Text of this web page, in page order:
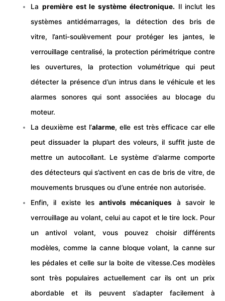
La première est le système électronique. Il inclut les
systèmes antidémarrages, la détection des bris de
vitre, l’anti-soulèvement pour protéger les jantes, le
verrouillage centralisé, la protection périmétrique contre
les ouvertures, la protection volumétrique qui peut
détecter la présence d’un intrus dans le véhicule et les
alarmes sonores qui sont associées au blocage du
moteur.
La deuxième est l’alarme, elle est très efficace car elle
peut dissuader la plupart des voleurs, il suffit juste de
mettre un autocollant. Le système d’alarme comporte
des détecteurs qui s’activent en cas de bris de vitre, de
mouvements brusques ou d’une entrée non autorisée.
Enfin, il existe lesantivols mécaniques à savoir le
verrouillage au volant, celui au capot et le tire lock. Pour
un antivol volant, vous pouvez choisir différents
modèles, comme la canne bloque volant, la canne sur
les pédales et celle sur la boite de vitesse.Ces modèles
sont très populaires actuellement car ils ont un prix
abordable et ils peuvent s’adapter facilement à